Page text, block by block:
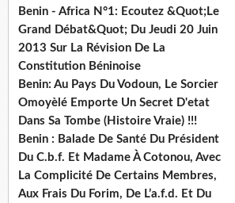
Benin - Africa N°1: Ecoutez &Quot;Le
Grand Débat&Quot; Du Jeudi 20 Juin
2013 Sur La Révision De La
Constitution Béninoise
Benin: Au Pays Du Vodoun, Le Sorcier
Omoyèlé Emporte Un Secret D'etat
Dans Sa Tombe (Histoire Vraie) !!!
Benin : Balade De Santé Du Président
Du C.b.f. Et Madame À Cotonou, Avec
La Complicité De Certains Membres,
Aux Frais Du Forim, De L’a.f.d. Et Du